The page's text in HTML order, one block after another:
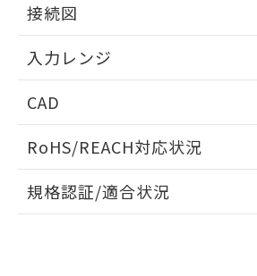
接続図
入力レンジ
CAD
ドすることができます。
ログイン/会員登録
RoHS/REACH対応状況
EU RoHS 注意事項・凡例
規格認証/適合状況